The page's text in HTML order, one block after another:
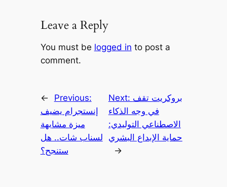
Leave a Reply
You must be logged in to post a
comment.
←
Previous:
إنستجرام يضيف
ميزة مشابهة
لسناب شات.. هل
ستنجح؟
Next: بروكريت تقف
في وجه الذكاء
الاصطناعي التوليدي:
حماية الإبداع البشري
→